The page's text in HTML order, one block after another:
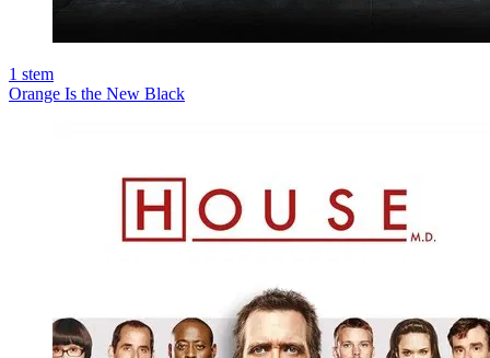
1 stem
Orange Is the New Black